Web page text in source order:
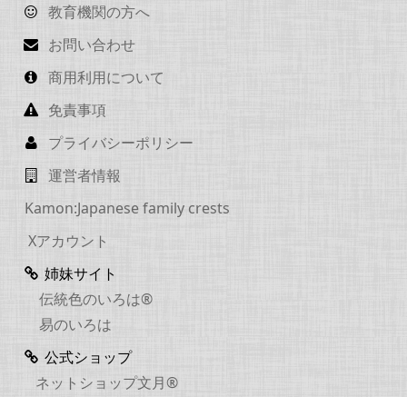
教育機関の方へ
お問い合わせ
商用利用について
免責事項
プライバシーポリシー
運営者情報
Kamon:Japanese family crests
Xアカウント
姉妹サイト
伝統色のいろは®
易のいろは
公式ショップ
ネットショップ文月®